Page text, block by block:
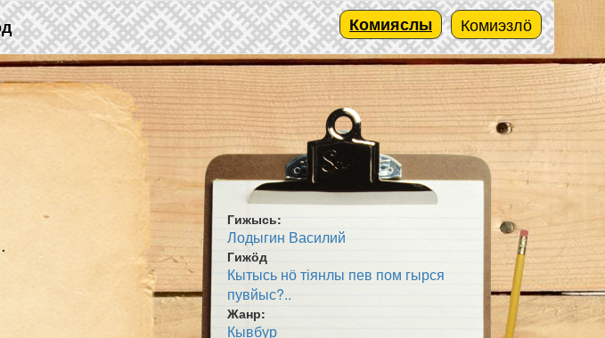
Комиэзлӧ
Комияслы
Гижысь:
Лодыгин Василий
Гижӧд
Кытысь нӧ тіянлы пев пом гырся
пувйыс?..
Жанр:
Кывбур